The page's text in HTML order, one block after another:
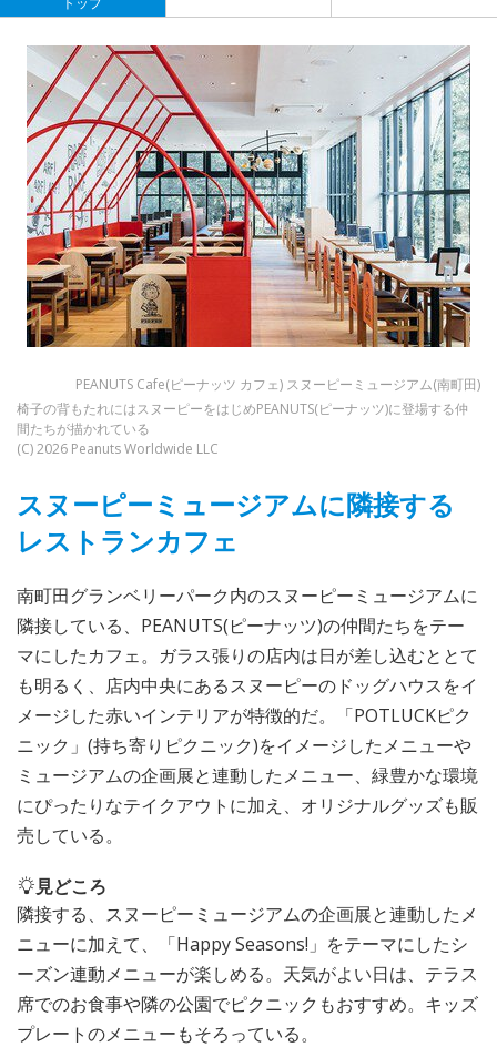
PEANUTS Cafe(ピーナッツ カフェ) スヌーピーミュージアム(南町田)
椅子の背もたれにはスヌーピーをはじめPEANUTS(ピーナッツ)に登場する仲
間たちが描かれている
(C) 2026 Peanuts Worldwide LLC
スヌーピーミュージアムに隣接する
レストランカフェ
南町田グランベリーパーク内のスヌーピーミュージアムに
隣接している、PEANUTS(ピーナッツ)の仲間たちをテー
マにしたカフェ。ガラス張りの店内は日が差し込むととて
も明るく、店内中央にあるスヌーピーのドッグハウスをイ
メージした赤いインテリアが特徴的だ。「POTLUCKピク
ニック」(持ち寄りピクニック)をイメージしたメニューや
ミュージアムの企画展と連動したメニュー、緑豊かな環境
にぴったりなテイクアウトに加え、オリジナルグッズも販
売している。
見どころ
隣接する、スヌーピーミュージアムの企画展と連動したメ
ニューに加えて、「Happy Seasons!」をテーマにしたシ
ーズン連動メニューが楽しめる。天気がよい日は、テラス
席でのお食事や隣の公園でピクニックもおすすめ。キッズ
プレートのメニューもそろっている。